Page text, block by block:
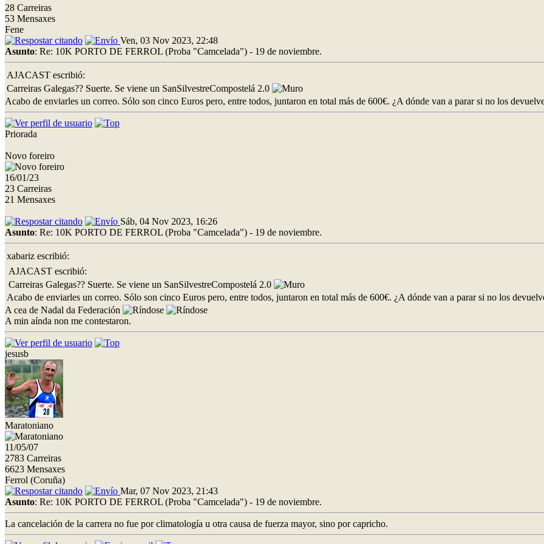
28 Carreiras
53 Mensaxes
Fene
Ven, 03 Nov 2023, 22:48
Asunto: Re: 10K PORTO DE FERROL (Proba "Camcelada") - 19 de noviembre.
AJACAST escribió:
Carreiras Galegas?? Suerte. Se viene un SanSilvestreCompostelá 2.0
Acabo de enviarles un correo. Sólo son cinco Euros pero, entre todos, juntaron en total más de 600€. ¿A dónde van a parar si no los
Priorada
Novo foreiro
16/01/23
23 Carreiras
21 Mensaxes
Sáb, 04 Nov 2023, 16:26
Asunto: Re: 10K PORTO DE FERROL (Proba "Camcelada") - 19 de noviembre.
xabariz escribió:
AJACAST escribió:
Carreiras Galegas?? Suerte. Se viene un SanSilvestreCompostelá 2.0
Acabo de enviarles un correo. Sólo son cinco Euros pero, entre todos, juntaron en total más de 600€. ¿A dónde van a parar si no los
A cea de Nadal da Federación
A min aínda non me contestaron.
jesusb
Maratoniano
11/05/07
2783 Carreiras
6623 Mensaxes
Ferrol (Coruña)
Mar, 07 Nov 2023, 21:43
Asunto: Re: 10K PORTO DE FERROL (Proba "Camcelada") - 19 de noviembre.
La cancelación de la carrera no fue por climatología u otra causa de fuerza mayor, sino por capricho.